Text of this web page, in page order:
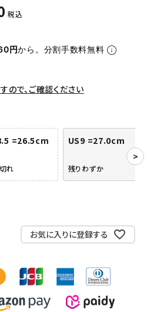
税込
円から。分割手数料無料
ので、ご確認ください
=26.5cm
れ
US9 =27.0cm
残りわずか
お気に入りに登録する